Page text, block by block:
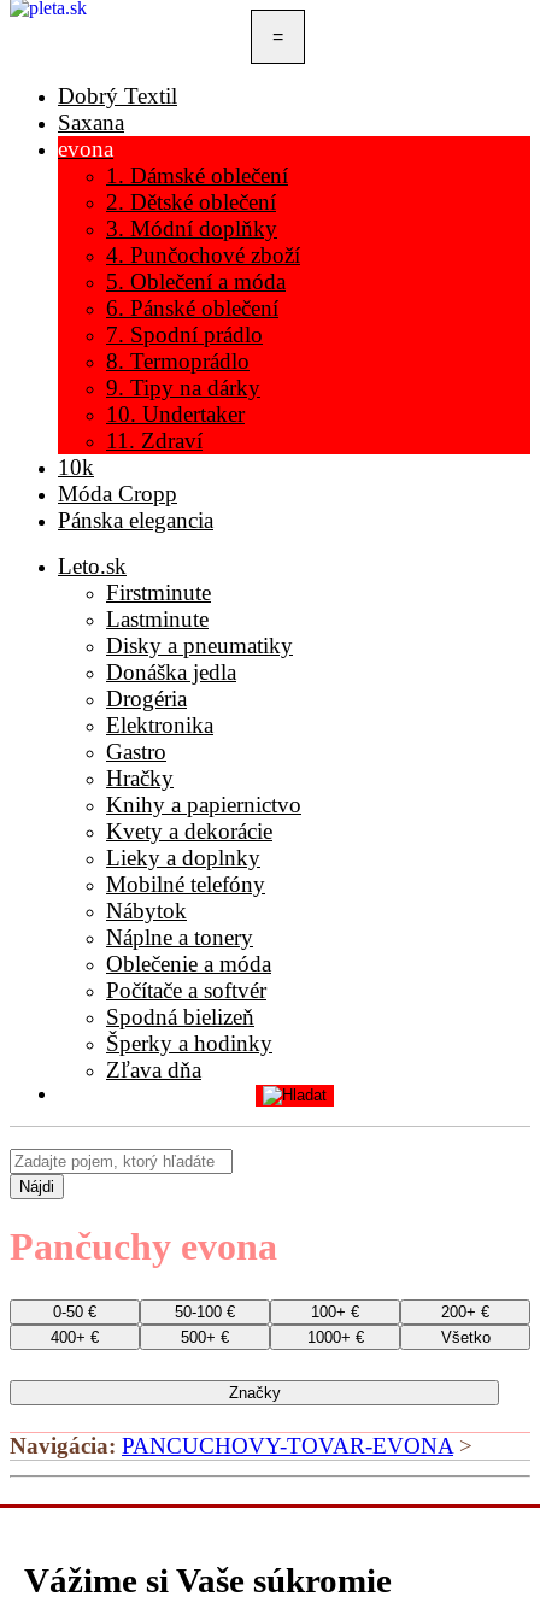
=
Dobrý Textil
Saxana
evona
1. Dámské oblečení
2. Dětské oblečení
3. Módní doplňky
4. Punčochové zboží
5. Oblečení a móda
6. Pánské oblečení
7. Spodní prádlo
8. Termoprádlo
9. Tipy na dárky
10. Undertaker
11. Zdraví
10k
Móda Cropp
Pánska elegancia
Leto.sk
Firstminute
Lastminute
Disky a pneumatiky
Donáška jedla
Drogéria
Elektronika
Gastro
Hračky
Knihy a papiernictvo
Kvety a dekorácie
Lieky a doplnky
Mobilné telefóny
Nábytok
Náplne a tonery
Oblečenie a móda
Počítače a softvér
Spodná bielizeň
Šperky a hodinky
Zľava dňa
Nájdi
Pančuchy evona
0-50 € 50-100 € 100+ €
200+ €
400+ €
500+ € 1000+ € Všetko
Značky
Navigácia: PANCUCHOVY-TOVAR-EVONA >
Vážime si Vaše súkromie